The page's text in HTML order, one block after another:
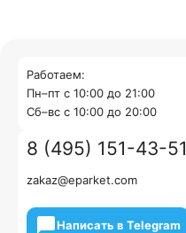
Работаем:
Пн–пт с 10:00 до 21:00
Cб–вс с 10:00 до 20:00
8 (495) 151-43-51
zakaz@eparket.com
Написать в Telegram